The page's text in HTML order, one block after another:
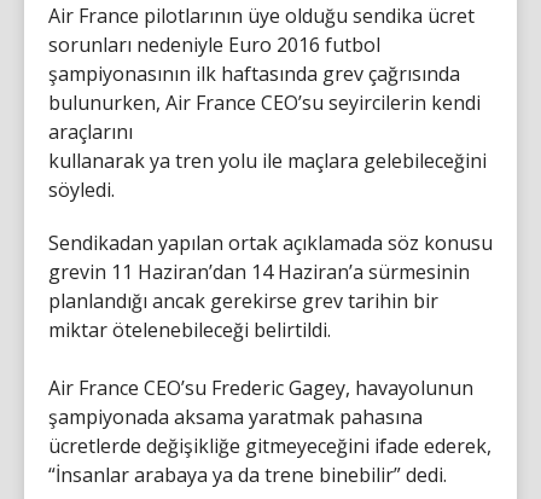
Air France pilotlarının üye olduğu sendika ücret
sorunları nedeniyle Euro 2016 futbol
şampiyonasının ilk haftasında grev çağrısında
bulunurken, Air France CEO’su seyircilerin kendi
araçlarını
kullanarak ya tren yolu ile maçlara gelebileceğini
söyledi.
Sendikadan yapılan ortak açıklamada söz konusu
grevin 11 Haziran’dan 14 Haziran’a sürmesinin
planlandığı ancak gerekirse grev tarihin bir
miktar ötelenebileceği belirtildi.
Air France CEO’su Frederic Gagey, havayolunun
şampiyonada aksama yaratmak pahasına
ücretlerde değişikliğe gitmeyeceğini ifade ederek,
“İnsanlar arabaya ya da trene binebilir” dedi.